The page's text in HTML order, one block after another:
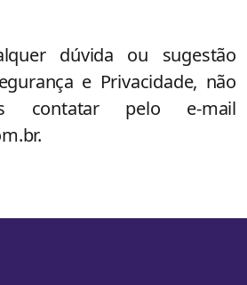
dúvida ou sugestão
e Privacidade, não
contatar pelo e-mail